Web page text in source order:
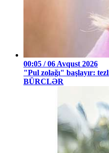
00:05 / 06 Avqust 2026
"Pul zolağı" başlayır:
BÜRCLƏR